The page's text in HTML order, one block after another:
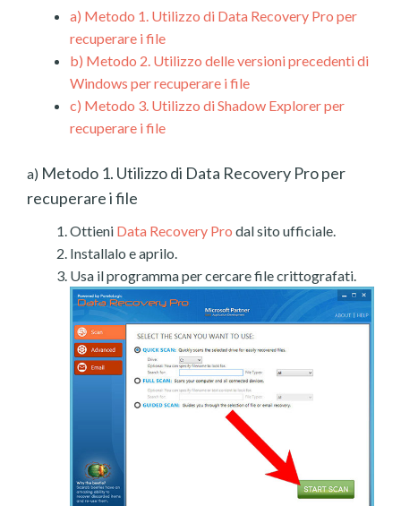
a) Metodo 1. Utilizzo di Data Recovery Pro per
recuperare i file
b) Metodo 2. Utilizzo delle versioni precedenti di
Windows per recuperare i file
c) Metodo 3. Utilizzo di Shadow Explorer per
recuperare i file
a) Metodo 1. Utilizzo di Data Recovery Pro per
recuperare i file
Ottieni Data Recovery Pro dal sito ufficiale.
Installalo e aprilo.
Usa il programma per cercare file crittografati.